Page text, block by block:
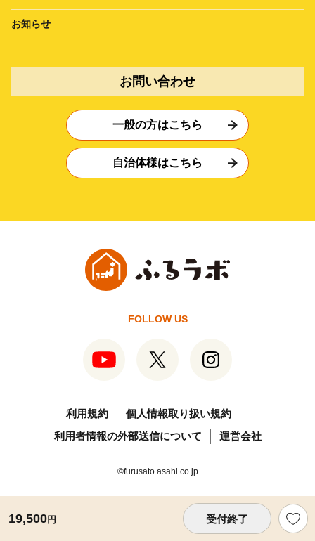
19,500円 受付終了
お知らせ
お問い合わせ
一般の方はこちら
自治体様はこちら
FOLLOW US
利用規約
個人情報取り扱い規約
利用者情報の外部送信について
運営会社
©furusato.asahi.co.jp